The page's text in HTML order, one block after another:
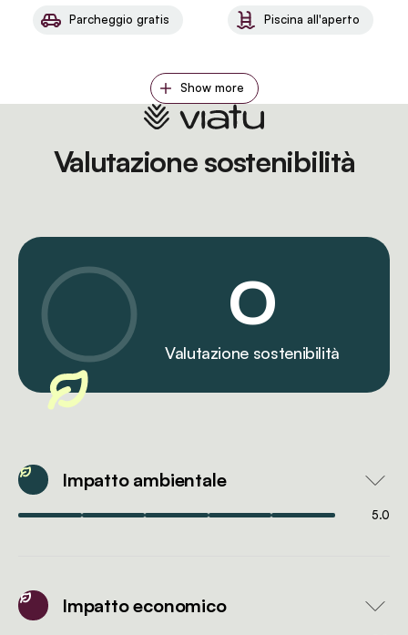
Parcheggio gratis Piscina all'aperto
Show more
Valutazione sostenibilità
0
Valutazione sostenibilità
Impatto ambientale
5.0
Impatto economico